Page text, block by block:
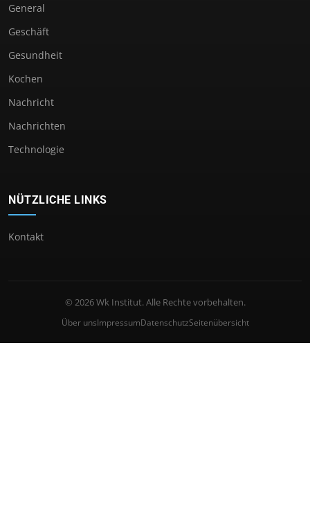
General
Geschäft
Gesundheit
Kochen
Nachricht
Nachrichten
Technologie
NÜTZLICHE LINKS
Kontakt
© 2026 Wk Institut. Alle Rechte vorbehalten.
Über unsImpressumDatenschutzSeitenübersicht